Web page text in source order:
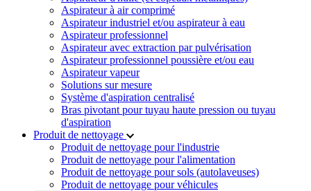
Aspirateur à air comprimé
Aspirateur industriel et/ou aspirateur à eau
Aspirateur professionnel
Aspirateur avec extraction par pulvérisation
Aspirateur professionnel poussière et/ou eau
Aspirateur vapeur
Solutions sur mesure
Système d'aspiration centralisé
Bras pivotant pour tuyau haute pression ou tuyau
d'aspiration
Produit de nettoyage
Produit de nettoyage pour l'industrie
Produit de nettoyage pour l'alimentation
Produit de nettoyage pour sols (autolaveuses)
Produit de nettoyage pour véhicules